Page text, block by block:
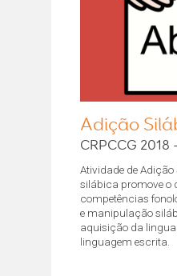
Adição
CRPCCG 2018
Atividade de
silábica promove o
competências
e manipulação
aquisição da
linguagem escrita.